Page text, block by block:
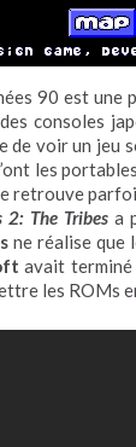
90 est
consoles
de voir un
les
retrouve
2: The Tribesa
ne réalise que
avait terminé
les ROMs